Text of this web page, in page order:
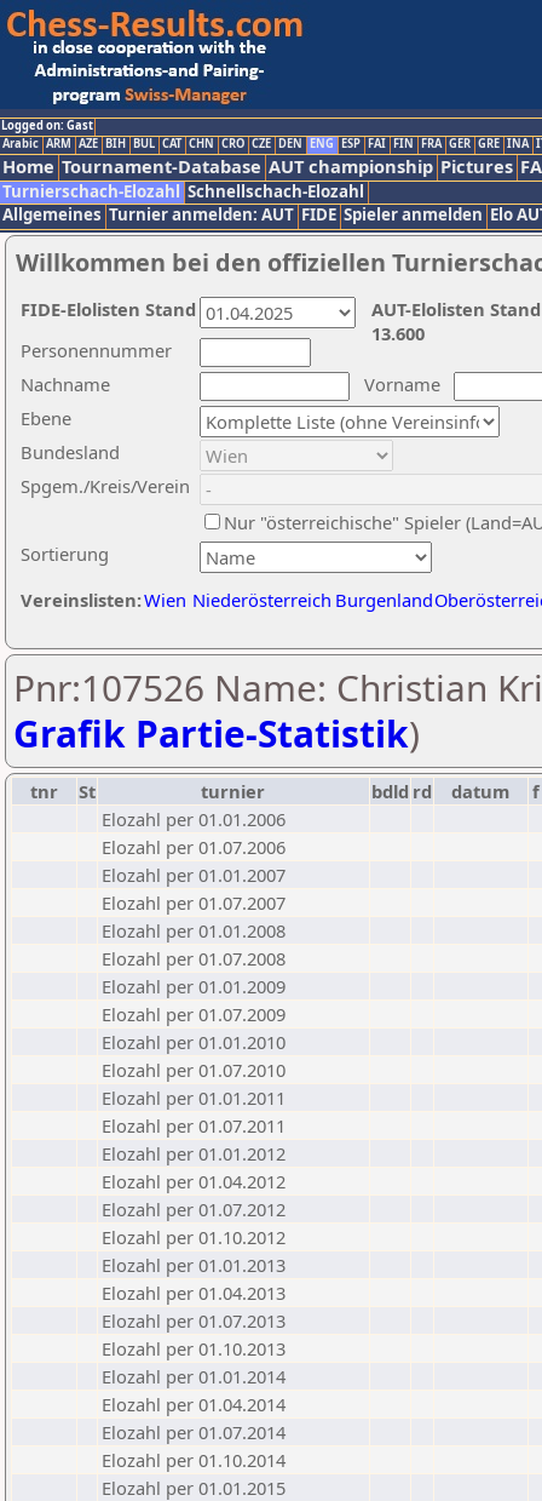
Logged on: Gast
Arabic ARM AZE BIH BUL CAT CHN CRO CZE DEN ENG ESP FAI FIN FRA GER GRE INA
Home Tournament-Database AUT championship Pictures
Turnierschach-Elozahl Schnellschach-Elozahl
Allgemeines Turnier anmelden: AUT FIDE Spieler anmelden Elo
Willkommen bei den offiziellen
Nachname
Vorname
Ebene
Sortierung
Personennummer
Bundesland
Spgem./Kreis/Verein
Nur "österreichische" Spieler
Vereinslisten:Wien Niederösterreich Burgenland
AUT-Elolisten
13.600
FIDE-Elolisten Stand
Pnr:107526 Name: Christian
Grafik Partie-Statistik)
tnr St turnier bdld rd datum
f
Elozahl per 01.01.2006
Elozahl per 01.07.2006
Elozahl per 01.01.2007
Elozahl per 01.07.2007
Elozahl per 01.01.2008
Elozahl per 01.07.2008
Elozahl per 01.01.2009
Elozahl per 01.07.2009
Elozahl per 01.01.2010
Elozahl per 01.07.2010
Elozahl per 01.01.2011
Elozahl per 01.07.2011
Elozahl per 01.01.2012
Elozahl per 01.04.2012
Elozahl per 01.07.2012
Elozahl per 01.10.2012
Elozahl per 01.01.2013
Elozahl per 01.04.2013
Elozahl per 01.07.2013
Elozahl per 01.10.2013
Elozahl per 01.01.2014
Elozahl per 01.04.2014
Elozahl per 01.07.2014
Elozahl per 01.10.2014
Elozahl per 01.01.2015